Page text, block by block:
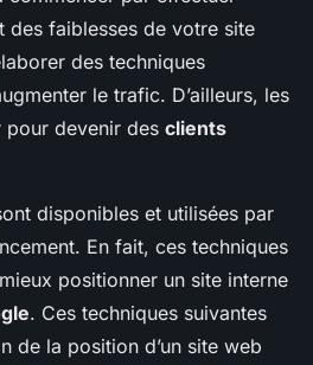
des faiblesses de votre site
des techniques
le trafic. D’ailleurs, les
pour devenir des clients
disponibles et utilisées par
En fait, ces techniques
positionner un site interne
. Ces techniques suivantes
de la position d’un site web